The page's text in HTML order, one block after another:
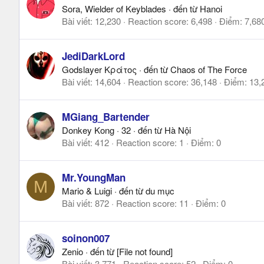
Sora, Wielder of Keyblades · đến từ Hanoi
Bài viết 12,230 Reaction score 6,498 Điểm
JediDarkLord
Godslayer Κράτος · đến từChaos of The Force
Bài viết 14,604 Reaction score 36,148 Điểm
MGiang_Bartender
Donkey Kong · 32 · đến từ Hà Nội
Bài viết 412 Reaction score 1 Điểm 0
M Mr.YoungMan
Mario & Luigi · đến từdu mục
Bài viết 872 Reaction score 11 Điểm 0
soinon007
Zenio · đến từ [File not found]